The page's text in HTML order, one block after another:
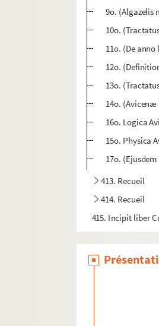
9o. (Algazelis
10o.
11o. (De
12o.
13o.
14o.
16o. Logica
15o. Physica
17o.
413. Recueil
414. Recueil
415. Incipit liber
417. Recueil
419. Liber
420.